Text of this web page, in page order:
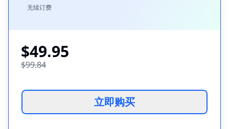
无续订费
$49.95
$99.84
立即购买